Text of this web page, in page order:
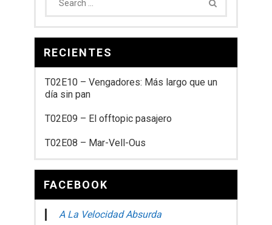
RECIENTES
T02E10 – Vengadores: Más largo que un
día sin pan
T02E09 – El offtopic pasajero
T02E08 – Mar-Vell-Ous
FACEBOOK
A La Velocidad Absurda